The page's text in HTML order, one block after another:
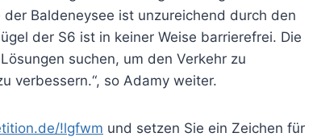
Baldeneysee ist unzureichend durch den
der S6 ist in keiner Weise barrierefrei. Die
suchen, um den Verkehr zu
verbessern.“, so Adamy weiter.
!lgfwm und setzen Sie ein Zeichen für